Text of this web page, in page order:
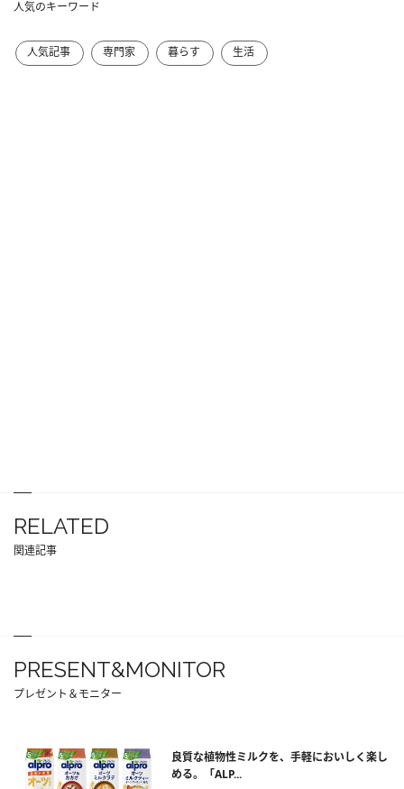
人気のキーワード
人気記事 専門家 暮らす 生活
RELATED
関連記事
PRESENT&MONITOR
プレゼント＆モニター
良質な植物性ミルクを、手軽においしく楽し
める。「ALP...